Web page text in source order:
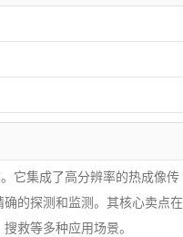
它集成了高分辨率的热成像传
的探测和监测。其核心卖点在
救等多种应用场景。